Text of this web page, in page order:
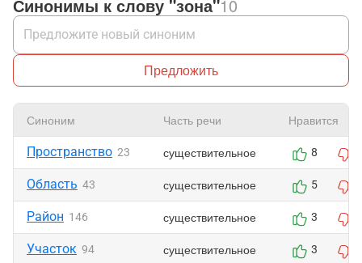
Синонимы к слову "зона"10
Предложить
Синоним Часть речи Нравится
Пространство 23 существительное 8
Область 43 существительное 5
Район 146 существительное 3
Участок 94 существительное 3